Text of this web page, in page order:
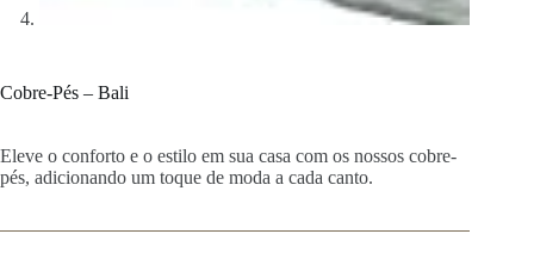
Cobre-Pés – Bali
Eleve o conforto e o estilo em sua casa com os nossos cobre-
pés, adicionando um toque de moda a cada canto.